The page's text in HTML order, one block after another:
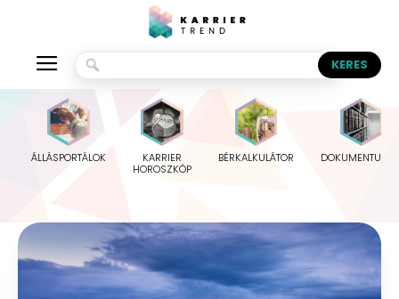
ÁLLÁSPORTÁLOK
KARRIER
HOROSZKÓP
BÉRKALKULÁTOR